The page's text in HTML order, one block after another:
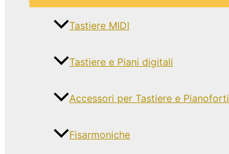
Tastiere MIDI
Tastiere e Piani digitali
Accessori per Tastiere e Pianoforti
Fisarmoniche